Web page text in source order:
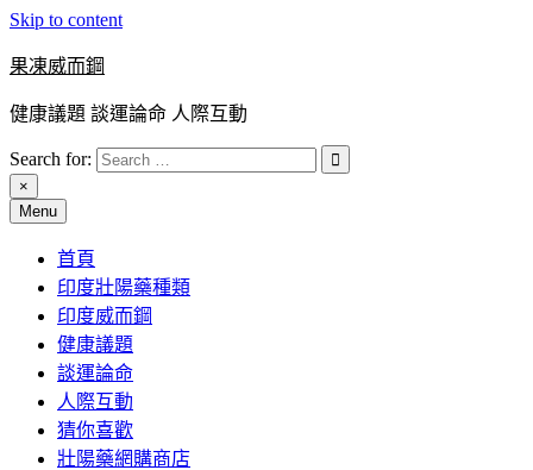
Skip to content
果凍威而鋼
健康議題 談運論命 人際互動
Search for:
×
Menu
首頁
印度壯陽藥種類
印度威而鋼
健康議題
談運論命
人際互動
猜你喜歡
壯陽藥網購商店